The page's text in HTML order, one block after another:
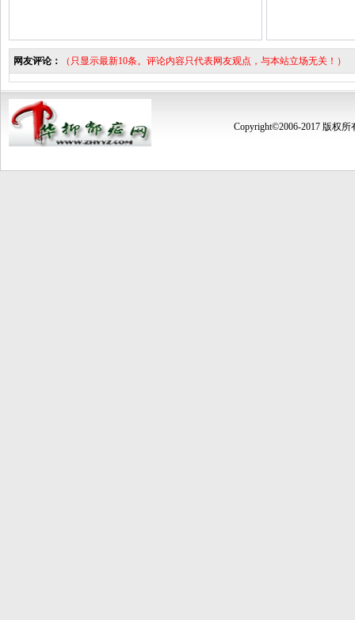
网友评论： （只显示最新10条。评论内容只代表网友观点，与本站立场无关！）
Copyright©2006-2017 版权